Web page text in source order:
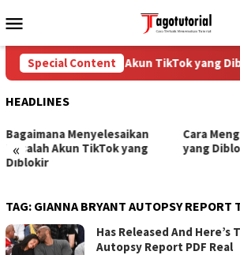
to
Menu
Special Content
Cara Mengatasi Akun TikTok yang
HEADLINES
«
Bagaimana Menyelesaikan
Masalah Akun TikTok yang
Diblokir
Cara
yang
TAG: GIANNA BRYANT AUTOPSY REPORT
Has Released And Here’s
Autopsy Report PDF Real